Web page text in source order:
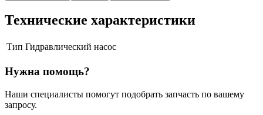
Технические характеристики
Тип Гидравлический насос
Нужна помощь?
Наши специалисты помогут подобрать запчасть по вашему
запросу.